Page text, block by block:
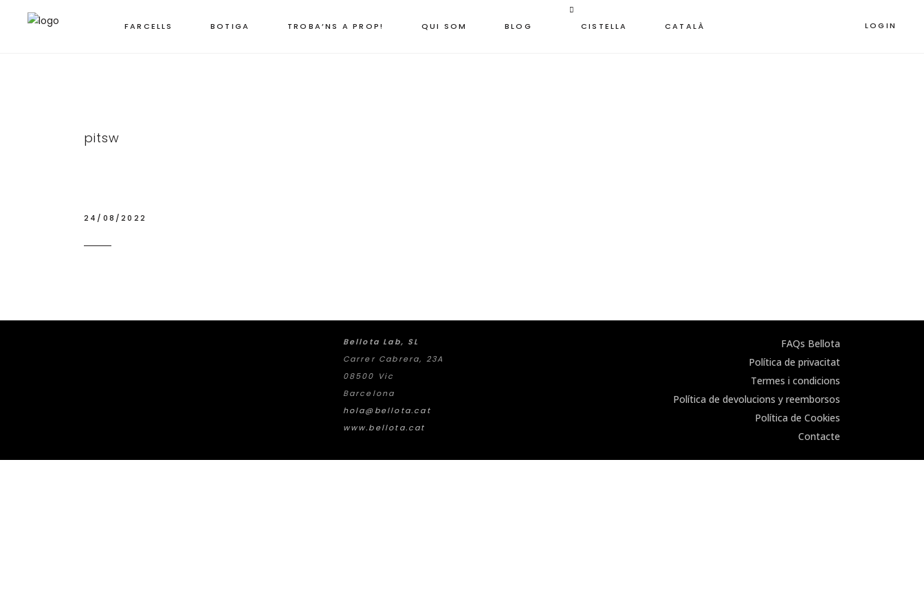
FARCELLS BOTIGA TROBA’NS A PROP! QUI SOM BLOG CISTELLA CATALÀ LOGIN
pitsw
24/08/2022
Bellota Lab, SL
Carrer Cabrera, 23A
08500 Vic
Barcelona
hola@bellota.cat
www.bellota.cat
FAQs Bellota
Política de privacitat
Termes i condicions
Política de devolucions y reemborsos
Política de Cookies
Contacte